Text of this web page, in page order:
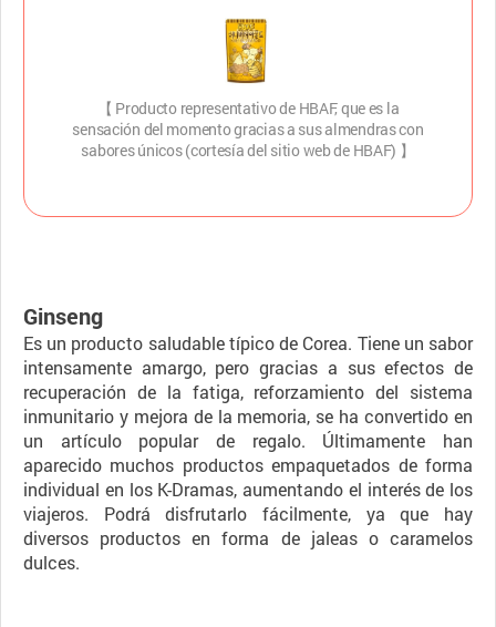
【 Producto representativo de HBAF, que es la
sensación del momento gracias a sus almendras con
sabores únicos (cortesía del sitio web de HBAF) 】
Ginseng
Es un producto saludable típico de Corea. Tiene un sabor
intensamente amargo, pero gracias a sus efectos de
recuperación de la fatiga, reforzamiento del sistema
inmunitario y mejora de la memoria, se ha convertido en
un artículo popular de regalo. Últimamente han
aparecido muchos productos empaquetados de forma
individual en los K-Dramas, aumentando el interés de los
viajeros. Podrá disfrutarlo fácilmente, ya que hay
diversos productos en forma de jaleas o caramelos
dulces.